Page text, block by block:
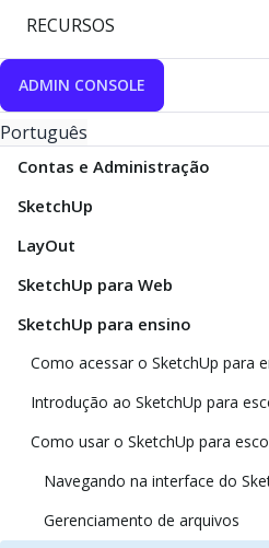
RECURSOS
ADMIN CONSOLE
Português
Contas e Administração
SketchUp
LayOut
SketchUp para Web
SketchUp para ensino
Como acessar o SketchUp para
Introdução ao SketchUp para
Como usar o SketchUp para
Navegando na interface do
Gerenciamento de arquivos